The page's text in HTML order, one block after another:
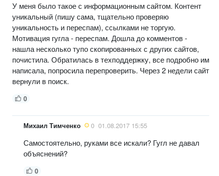
У меня было такое с информационным сайтом. Контент
уникальный (пишу сама, тщательно проверяю
уникальность и переспам), ссылками не торгую.
Мотивация гугла - переспам. Дошла до комментов -
нашла несколько тупо скопированных с других сайтов,
почистила. Обратилась в техподдержку, все подробно им
написала, попросила перепроверить. Через 2 недели сайт
вернули в поиск.
0
Михаил Тимченко 0 01.08.2017 15:55
Самостоятельно, руками все искали? Гугл не давал
объяснений?
0